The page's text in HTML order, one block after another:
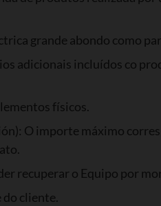
grande abondo como
adicionais incluídos co
físicos.
O importe máximo
recuperar o Equipo por
do cliente.